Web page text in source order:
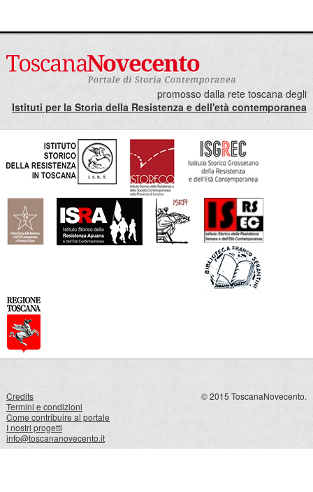
promosso dalla rete toscana degli
Istituti per la Storia della Resistenza e dell'età contemporanea
Credits
Termini e condizioni
Come contribuire al portale
I nostri progetti
info@toscananovecento.it
© 2015 ToscanaNovecento.